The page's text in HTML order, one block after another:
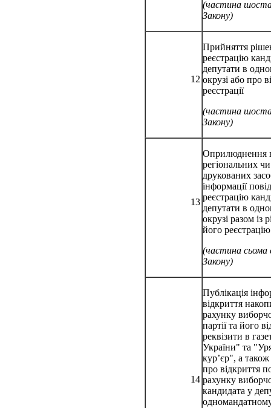
(частина
Закону)
12
Прийняття
реєстрацію
депутати в
окрузі або про
реєстрації
(частина
Закону)
13
Оприлюднення
регіональних
друкованих
інформації
реєстрацію
депутати в
окрузі разом із
його реєстрацію
(частина
Закону)
14
Публікація
відкриття
рахунку
партії та його
реквізити в
України" та
кур’єр", а також
про відкриття
рахунку
кандидата у